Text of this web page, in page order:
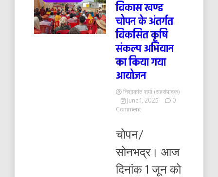
विकास खण्ड
चोपन के अंतर्गत
विकसित कृषि
संकल्प अभियान
का किया गया
आयोजन
निशाकांत शर्मा (सहसंपादक)
June 1, 2025
0
Commenton
चोपन
अंतर्गत
विकसित
कृषि
चोपन/
सोनभद्र। आज
दिनांक 1 जून को